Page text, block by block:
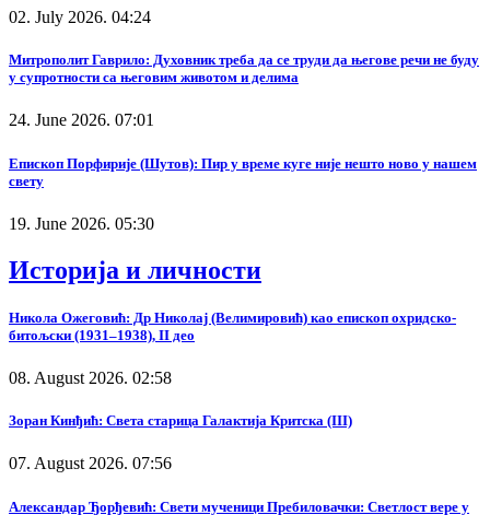
02. July 2026. 04:24
Митрополит Гаврило: Духовник треба да се труди да његове речи не буду
у супротности са његовим животом и делима
24. June 2026. 07:01
Епископ Порфирије (Шутов): Пир у време куге није нешто ново у нашем
свету
19. June 2026. 05:30
Историја и личности
Никола Ожеговић: Др Николај (Велимировић) као епископ охридско-
битољски (1931–1938), II део
08. August 2026. 02:58
Зоран Кинђић: Света старица Галактија Критска (III)
07. August 2026. 07:56
Александар Ђорђевић: Свети мученици Пребиловачки: Светлост вере у